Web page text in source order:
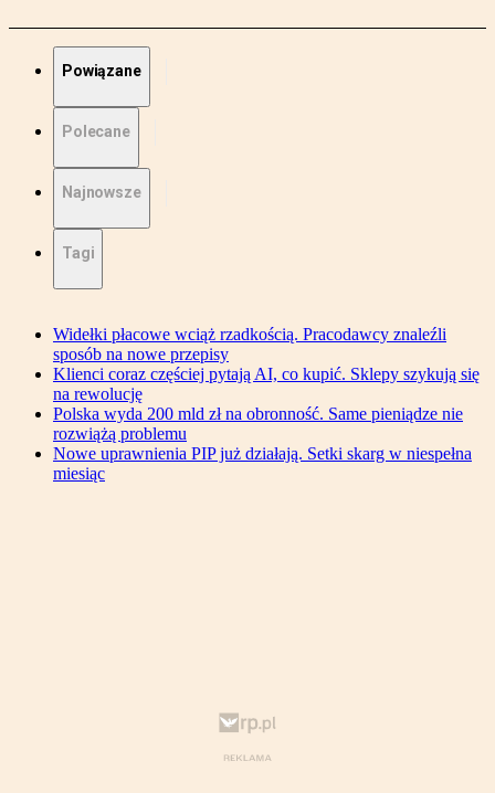
Powiązane
Polecane
Najnowsze
Tagi
Widełki płacowe wciąż rzadkością. Pracodawcy znaleźli
sposób na nowe przepisy
Klienci coraz częściej pytają AI, co kupić. Sklepy szykują się
na rewolucję
Polska wyda 200 mld zł na obronność. Same pieniądze nie
rozwiążą problemu
Nowe uprawnienia PIP już działają. Setki skarg w niespełna
miesiąc